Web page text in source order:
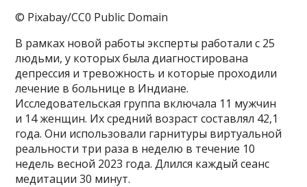
© Pixabay/CC0 Public Domain
В рамках новой работы эксперты работали с 25
людьми, у которых была диагностирована
депрессия и тревожность и которые проходили
лечение в больнице в Индиане.
Исследовательская группа включала 11 мужчин
и 14 женщин. Их средний возраст составлял 42,1
года. Они использовали гарнитуры виртуальной
реальности три раза в неделю в течение 10
недель весной 2023 года. Длился каждый сеанс
медитации 30 минут.